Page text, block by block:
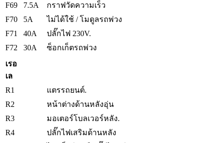
F69
7.5A
กราฟวัดความเร็ว
F70
5A
ไม่ได้ใช้ / โมดูลรถพ่วง
F71
40A
ปลั๊กไฟ 230V.
F72
30A
ซ็อกเก็ตรถพ่วง
เรอ
เล
R1
แตรรถยนต์.
R2
หน้าต่างด้านหลังอุ่น
R3
มอเตอร์โบลเวอร์หลัง.
R4
ปลั๊กไฟเสริมด้านหลัง